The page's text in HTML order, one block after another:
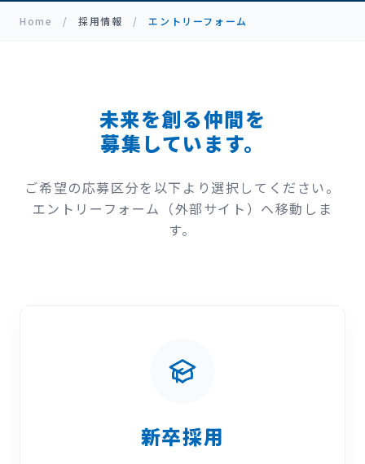
Home / 採用情報 / エントリーフォーム
未来を創る仲間を
募集しています。
ご希望の応募区分を以下より選択してください。
エントリーフォーム（外部サイト）へ移動しま
す。
新卒採用